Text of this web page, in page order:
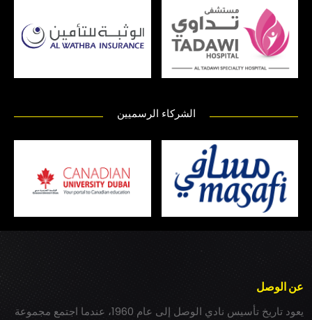
الشركاء الرسميين
عن الوصل
يعود تاريخ تأسيس نادي الوصل إلى عام 1960، عندما اجتمع مجموعة